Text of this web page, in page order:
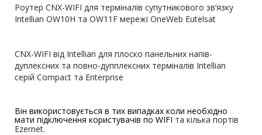
Роутер CNX-WIFI для терміналів супутникового зв’язку
Intellian OW10H та OW11F мережі OneWeb Eutelsat
CNX-WIFI від Intellian для плоско панельних напів-
дуплексних та повно-дупплексних терміналів Intellian
серій Compact та Enterprise
Він використовується в тих випадках коли необхідно
мати підключення користувачів по WIFI та кілька портів
Ezernet.